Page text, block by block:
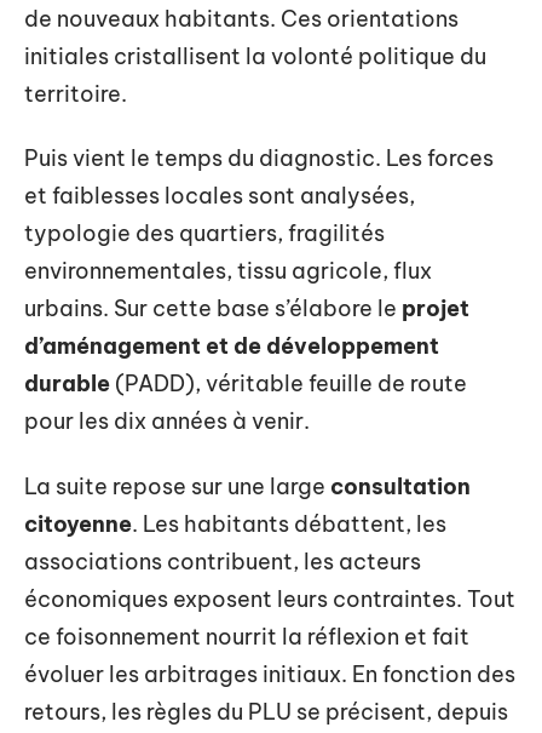
de nouveaux habitants. Ces orientations
initiales cristallisent la volonté politique du
territoire.
Puis vient le temps du diagnostic. Les forces
et faiblesses locales sont analysées,
typologie des quartiers, fragilités
environnementales, tissu agricole, flux
urbains. Sur cette base s’élabore le projet
d’aménagement et de développement
durable (PADD), véritable feuille de route
pour les dix années à venir.
La suite repose sur une large consultation
citoyenne. Les habitants débattent, les
associations contribuent, les acteurs
économiques exposent leurs contraintes. Tout
ce foisonnement nourrit la réflexion et fait
évoluer les arbitrages initiaux. En fonction des
retours, les règles du PLU se précisent, depuis